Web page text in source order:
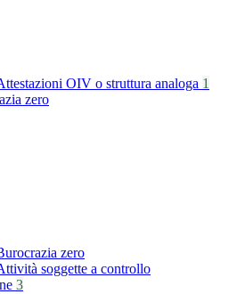
OIV o struttura analoga 1
zero
zero
soggette a controllo
3